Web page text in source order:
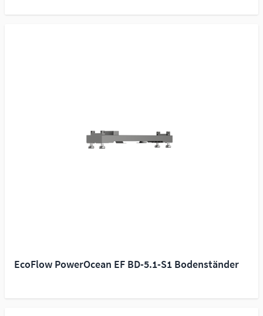
EcoFlow PowerOcean EF BD-5.1-S1 Bodenständer